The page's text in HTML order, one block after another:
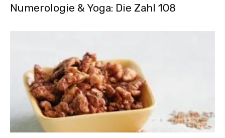
Numerologie & Yoga: Die Zahl 108